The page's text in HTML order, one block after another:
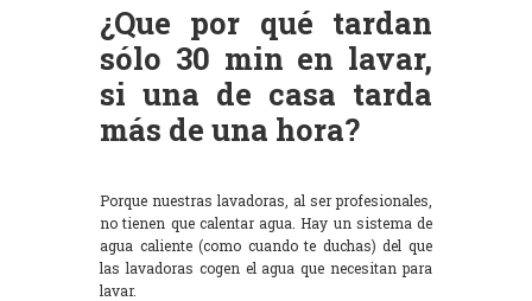
¿Que por qué tardan
sólo 30 min en lavar,
si una de casa tarda
más de una hora?
Porque nuestras lavadoras, al ser profesionales,
no tienen que calentar agua. Hay un sistema de
agua caliente (como cuando te duchas) del que
las lavadoras cogen el agua que necesitan para
lavar.